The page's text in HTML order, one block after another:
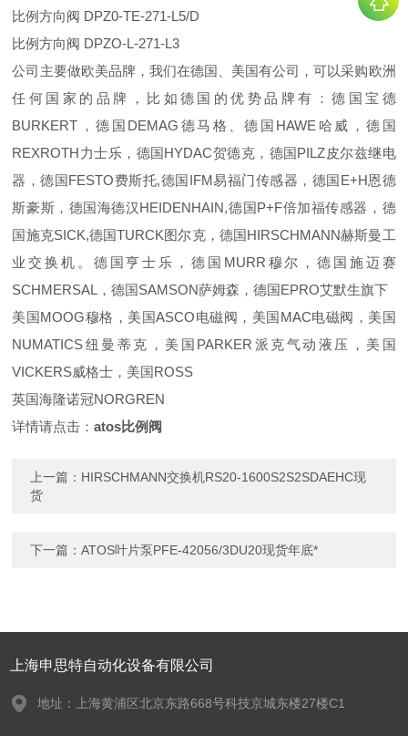
比例方向阀 DPZ0-TE-271-L5/D
比例方向阀 DPZO-L-271-L3
公司主要做欧美品牌，我们在德国、美国有公司，可以采购欧洲
任何国家的品牌，比如德国的优势品牌有：德国宝德
BURKERT，德国DEMAG德马格、德国HAWE哈威，德国
REXROTH力士乐，德国HYDAC贺德克，德国PILZ皮尔兹继电
器，德国FESTO费斯托,德国IFM易福门传感器，德国E+H恩德
斯豪斯，德国海德汉HEIDENHAIN,德国P+F倍加福传感器，德
国施克SICK,德国TURCK图尔克，德国HIRSCHMANN赫斯曼工
业交换机。德国亨士乐，德国MURR穆尔，德国施迈赛
SCHMERSAL，德国SAMSON萨姆森，德国EPRO艾默生旗下
美国MOOG穆格，美国ASCO电磁阀，美国MAC电磁阀，美国
NUMATICS纽曼蒂克，美国PARKER派克气动液压，美国
VICKERS威格士，美国ROSS
英国海隆诺冠NORGREN
详情请点击：atos比例阀
上一篇： HIRSCHMANN交换机RS20-1600S2S2SDAEHC现
货
下一篇：ATOS叶片泵PFE-42056/3DU20现货年底*
上海申思特自动化设备有限公司
地址：上海黄浦区北京东路668号科技京城东楼27楼C1